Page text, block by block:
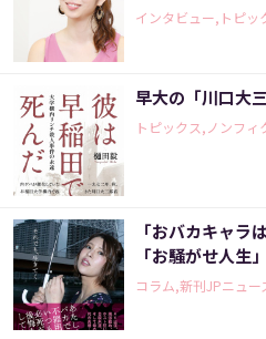
インタビュー,トピッ
早大の「川口大
トピックス,ノンフィ
「おバカキャラ
「お騒がせ人生
コラム,新刊JPニュー